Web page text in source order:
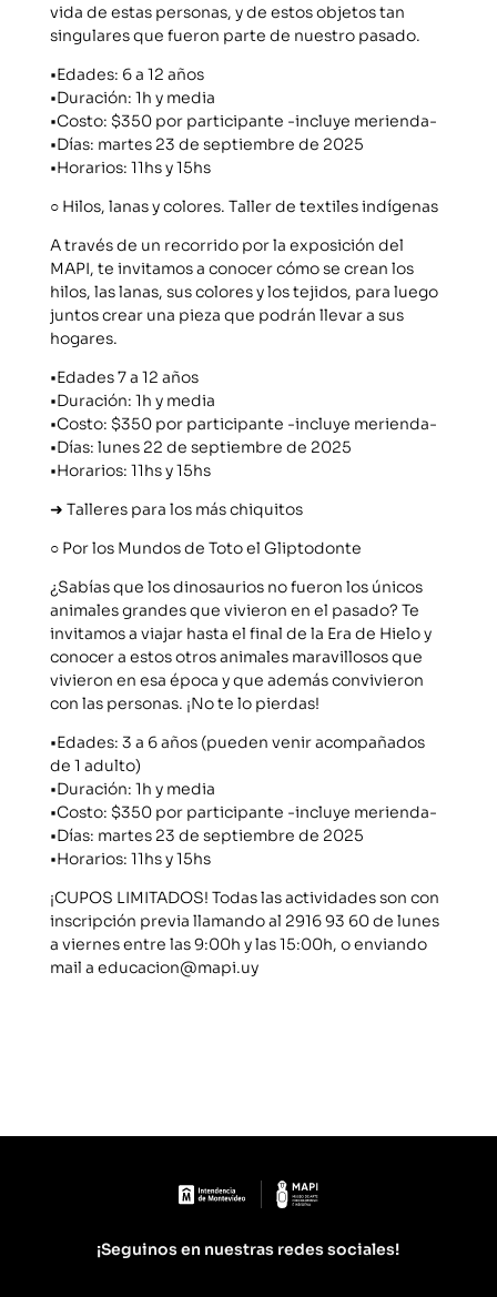
vida de estas personas, y de estos objetos tan
singulares que fueron parte de nuestro pasado.
•Edades: 6 a 12 años
•Duración: 1h y media
•Costo: $350 por participante -incluye merienda-
•Días: martes 23 de septiembre de 2025
•Horarios: 11hs y 15hs
○ Hilos, lanas y colores. Taller de textiles indígenas
A través de un recorrido por la exposición del
MAPI, te invitamos a conocer cómo se crean los
hilos, las lanas, sus colores y los tejidos, para luego
juntos crear una pieza que podrán llevar a sus
hogares.
•Edades 7 a 12 años
•Duración: 1h y media
•Costo: $350 por participante -incluye merienda-
•Días: lunes 22 de septiembre de 2025
•Horarios: 11hs y 15hs
➜ Talleres para los más chiquitos
○ Por los Mundos de Toto el Gliptodonte
¿Sabías que los dinosaurios no fueron los únicos
animales grandes que vivieron en el pasado? Te
invitamos a viajar hasta el final de la Era de Hielo y
conocer a estos otros animales maravillosos que
vivieron en esa época y que además convivieron
con las personas. ¡No te lo pierdas!
•Edades: 3 a 6 años (pueden venir acompañados
de 1 adulto)
•Duración: 1h y media
•Costo: $350 por participante -incluye merienda-
•Días: martes 23 de septiembre de 2025
•Horarios: 11hs y 15hs
¡CUPOS LIMITADOS! Todas las actividades son con
inscripción previa llamando al 2916 93 60 de lunes
a viernes entre las 9:00h y las 15:00h, o enviando
mail a educacion@mapi.uy
¡Seguinos en nuestras redes sociales!